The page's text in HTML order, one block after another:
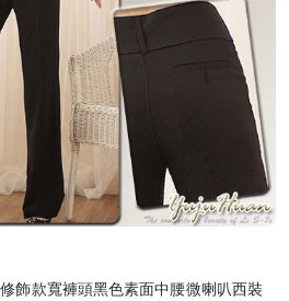
飾款寬褲頭黑色素面中腰微喇叭西裝